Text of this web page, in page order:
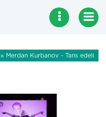
» Merdan Kurbanov - Tans edeli